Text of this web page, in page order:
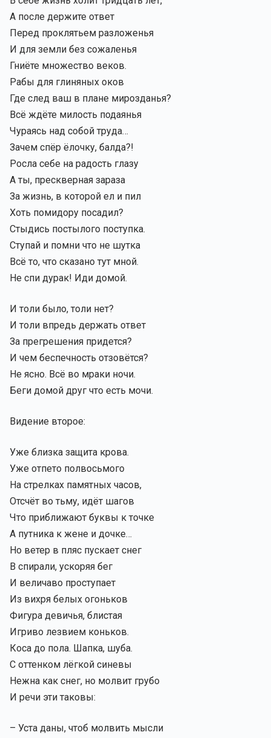
А после держите ответ
Перед проклятьем разложенья
И для земли без сожаленья
Гниёте множество веков.
Рабы для глиняных оков
Где след ваш в плане мирозданья?
Всё ждёте милость подаянья
Чураясь над собой труда…
Зачем спёр ёлочку, балда?!
Росла себе на радость глазу
А ты, прескверная зараза
За жизнь, в которой ел и пил
Хоть помидору посадил?
Стыдись постылого поступка.
Ступай и помни что не шутка
Всё то, что сказано тут мной.
Не спи дурак! Иди домой.
И толи было, толи нет?
И толи впредь держать ответ
За прегрешения придется?
И чем беспечность отзовётся?
Не ясно. Всё во мраки ночи.
Беги домой друг что есть мочи.
Видение второе:
Уже близка защита крова.
Уже отпето полвосьмого
На стрелках памятных часов,
Отсчёт во тьму, идёт шагов
Что приближают буквы к точке
А путника к жене и дочке…
Но ветер в пляс пускает снег
В спирали, ускоряя бег
И величаво проступает
Из вихря белых огоньков
Фигура девичья, блистая
Игриво лезвием коньков.
Коса до пола. Шапка, шуба.
С оттенком лёгкой синевы
Нежна как снег, но молвит грубо
И речи эти таковы:
– Уста даны, чтоб молвить мысли